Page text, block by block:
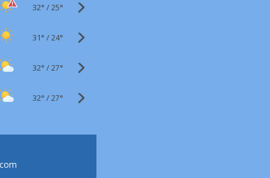
32° /25°
31° /24°
32° /27°
32° /27°